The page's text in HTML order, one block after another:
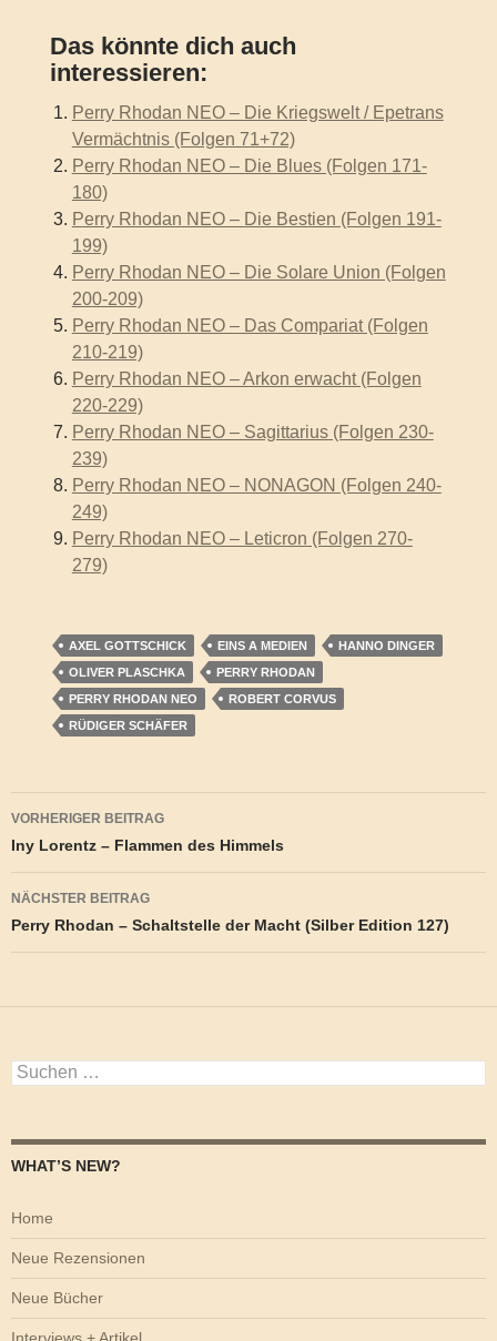
Das könnte dich auch
interessieren:
Perry Rhodan NEO – Die Kriegswelt / Epetrans
Vermächtnis (Folgen 71+72)
Perry Rhodan NEO – Die Blues (Folgen 171-
180)
Perry Rhodan NEO – Die Bestien (Folgen 191-
199)
Perry Rhodan NEO – Die Solare Union (Folgen
200-209)
Perry Rhodan NEO – Das Compariat (Folgen
210-219)
Perry Rhodan NEO – Arkon erwacht (Folgen
220-229)
Perry Rhodan NEO – Sagittarius (Folgen 230-
239)
Perry Rhodan NEO – NONAGON (Folgen 240-
249)
Perry Rhodan NEO – Leticron (Folgen 270-
279)
AXEL GOTTSCHICK EINS A MEDIEN
HANNO DINGER
OLIVER PLASCHKA
PERRY RHODAN
PERRY RHODAN NEO
ROBERT CORVUS
RÜDIGER SCHÄFER
Beitragsnavigation
VORHERIGER BEITRAG
Iny Lorentz – Flammen des Himmels
NÄCHSTER BEITRAG
Perry Rhodan – Schaltstelle der Macht (Silber Edition 127)
Suchen
nach:
WHAT’S NEW?
Home
Neue Rezensionen
Neue Bücher
Interviews + Artikel